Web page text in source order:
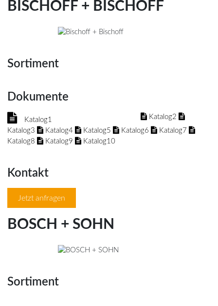
BISCHOFF + BISCHOFF
Sortiment
Dokumente
Katalog1
Katalog2
Katalog3
Katalog4 Katalog5 Katalog6
Katalog7
Katalog8
Katalog9 Katalog10
Kontakt
Jetzt anfragen
BOSCH + SOHN
Sortiment